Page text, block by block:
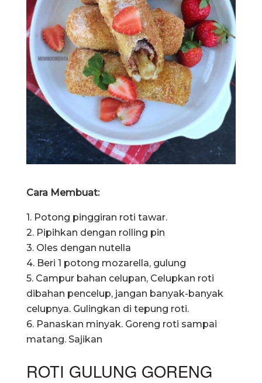
Cara Membuat:
1. Potong pinggiran roti tawar.
2. Pipihkan dengan rolling pin
3. Oles dengan nutella
4. Beri 1 potong mozarella, gulung
5. Campur bahan celupan, Celupkan roti
dibahan pencelup, jangan banyak-banyak
celupnya. Gulingkan di tepung roti.
6. Panaskan minyak. Goreng roti sampai
matang. Sajikan
ROTI GULUNG GORENG